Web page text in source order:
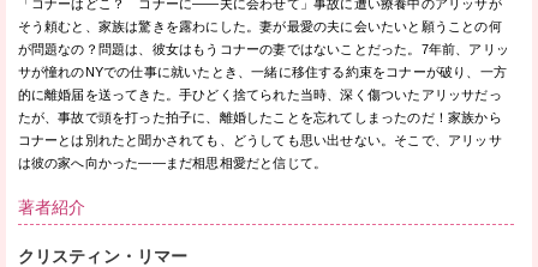
「コナーはどこ？ コナーに——夫に会わせて」事故に遭い療養中のアリッサが
そう頼むと、家族は驚きを露わにした。妻が最愛の夫に会いたいと願うことの何
が問題なの？問題は、彼女はもうコナーの妻ではないことだった。7年前、アリッ
サが憧れのNYでの仕事に就いたとき、一緒に移住する約束をコナーが破り、一方
的に離婚届を送ってきた。手ひどく捨てられた当時、深く傷ついたアリッサだっ
たが、事故で頭を打った拍子に、離婚したことを忘れてしまったのだ！家族から
コナーとは別れたと聞かされても、どうしても思い出せない。そこで、アリッサ
は彼の家へ向かった——まだ相思相愛だと信じて。
著者紹介
クリスティン・リマー